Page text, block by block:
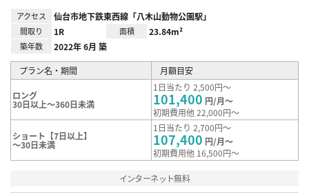
アクセス 仙台市地下鉄東西線「八木山動物公園駅」
間取り 1R 面積 23.84m²
築年数 2022年 6月 築
プラン名・期間 月額目安
ロング
30日以上～360日未満
1日当たり 2,500円～
101,400 円/月～
初期費用他 22,000円～
ショート【7日以上】
～30日未満
1日当たり 2,700円～
107,400 円/月～
初期費用他 16,500円～
インターネット無料